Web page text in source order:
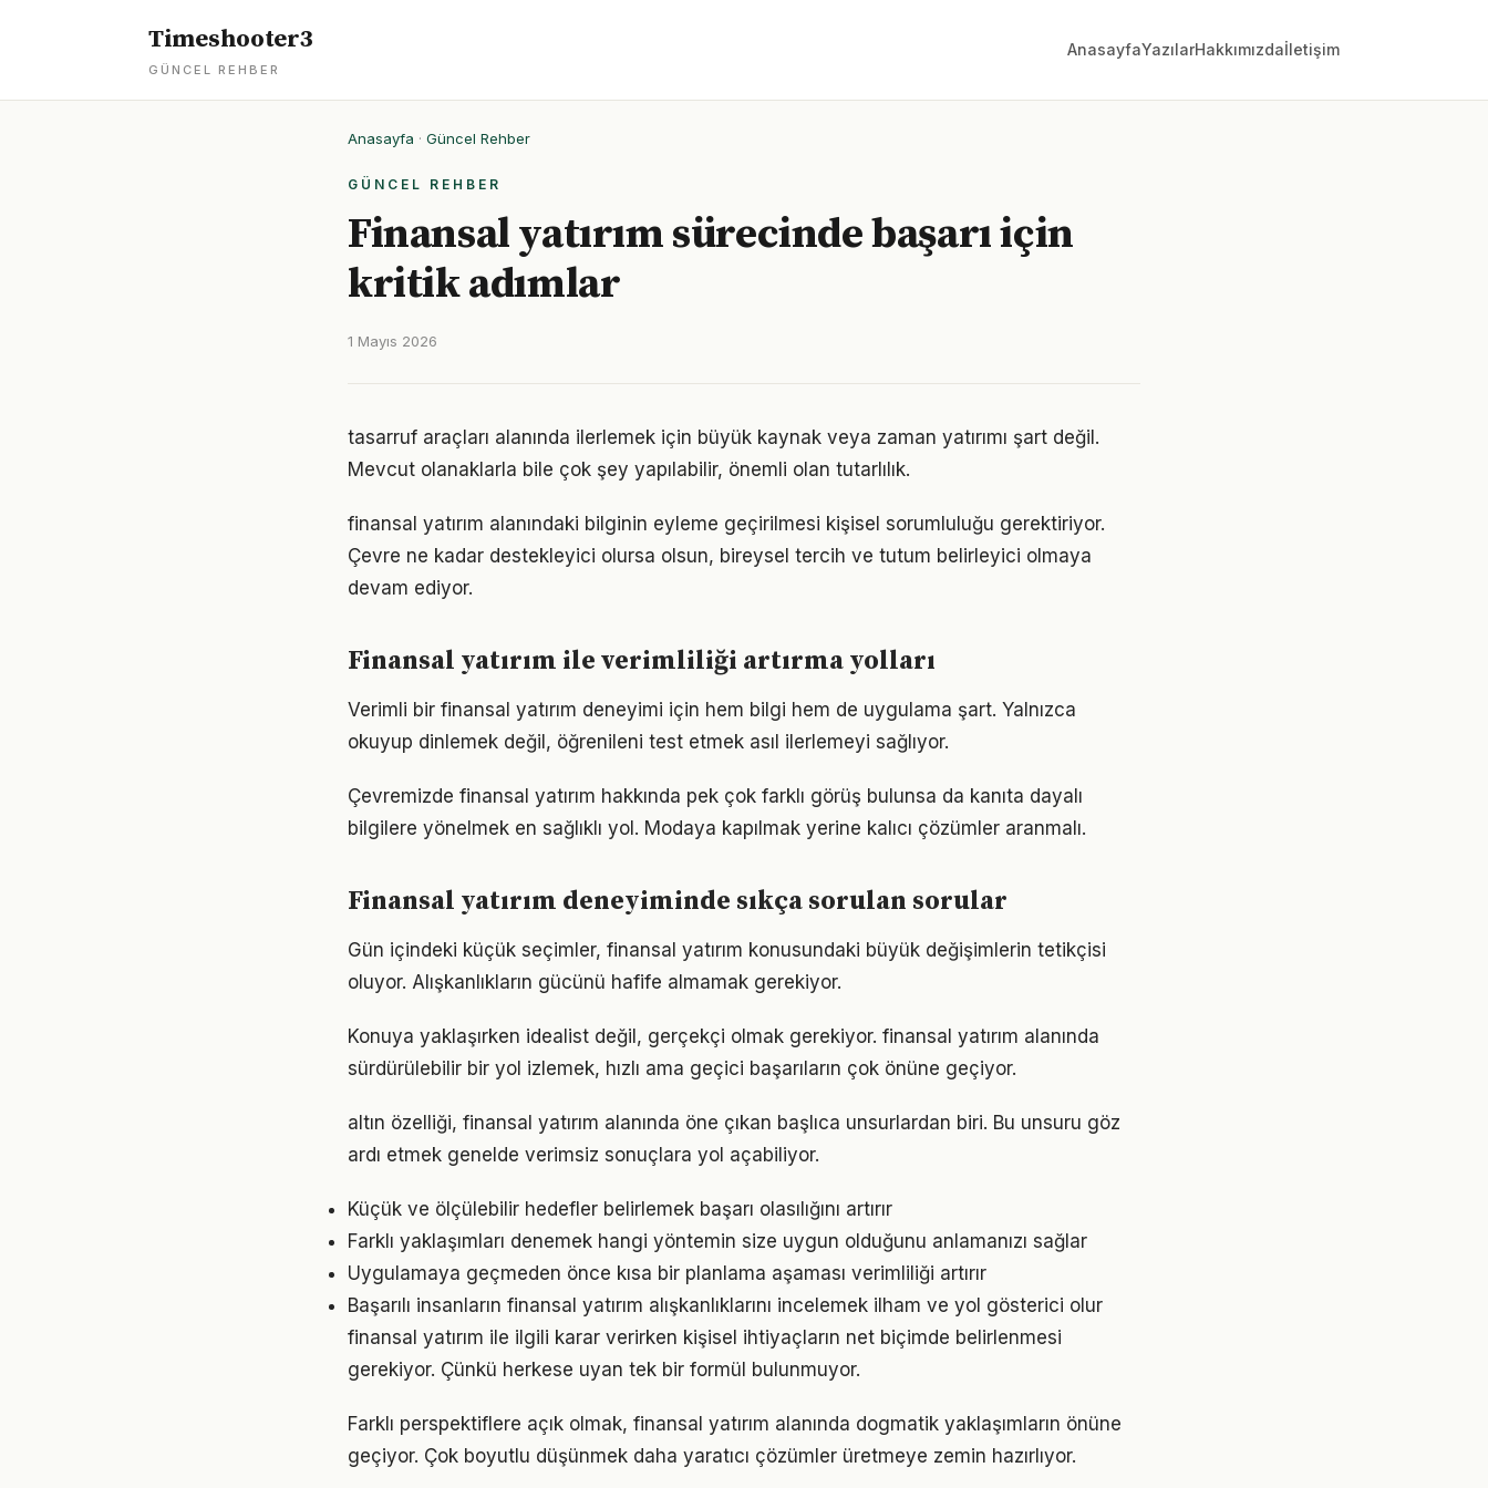
Timeshooter3
GÜNCEL REHBER
AnasayfaYazılarHakkımızdaİletişim
Anasayfa · Güncel Rehber
GÜNCEL REHBER
Finansal yatırım sürecinde başarı için
kritik adımlar
1 Mayıs 2026
tasarruf araçları alanında ilerlemek için büyük kaynak veya zaman yatırımı şart değil.
Mevcut olanaklarla bile çok şey yapılabilir, önemli olan tutarlılık.
finansal yatırım alanındaki bilginin eyleme geçirilmesi kişisel sorumluluğu gerektiriyor.
Çevre ne kadar destekleyici olursa olsun, bireysel tercih ve tutum belirleyici olmaya
devam ediyor.
Finansal yatırım ile verimliliği artırma yolları
Verimli bir finansal yatırım deneyimi için hem bilgi hem de uygulama şart. Yalnızca
okuyup dinlemek değil, öğrenileni test etmek asıl ilerlemeyi sağlıyor.
Çevremizde finansal yatırım hakkında pek çok farklı görüş bulunsa da kanıta dayalı
bilgilere yönelmek en sağlıklı yol. Modaya kapılmak yerine kalıcı çözümler aranmalı.
Finansal yatırım deneyiminde sıkça sorulan sorular
Gün içindeki küçük seçimler, finansal yatırım konusundaki büyük değişimlerin tetikçisi
oluyor. Alışkanlıkların gücünü hafife almamak gerekiyor.
Konuya yaklaşırken idealist değil, gerçekçi olmak gerekiyor. finansal yatırım alanında
sürdürülebilir bir yol izlemek, hızlı ama geçici başarıların çok önüne geçiyor.
altın özelliği, finansal yatırım alanında öne çıkan başlıca unsurlardan biri. Bu unsuru göz
ardı etmek genelde verimsiz sonuçlara yol açabiliyor.
Küçük ve ölçülebilir hedefler belirlemek başarı olasılığını artırır
Farklı yaklaşımları denemek hangi yöntemin size uygun olduğunu anlamanızı sağlar
Uygulamaya geçmeden önce kısa bir planlama aşaması verimliliği artırır
Başarılı insanların finansal yatırım alışkanlıklarını incelemek ilham ve yol gösterici olur
finansal yatırım ile ilgili karar verirken kişisel ihtiyaçların net biçimde belirlenmesi
gerekiyor. Çünkü herkese uyan tek bir formül bulunmuyor.
Farklı perspektiflere açık olmak, finansal yatırım alanında dogmatik yaklaşımların önüne
geçiyor. Çok boyutlu düşünmek daha yaratıcı çözümler üretmeye zemin hazırlıyor.